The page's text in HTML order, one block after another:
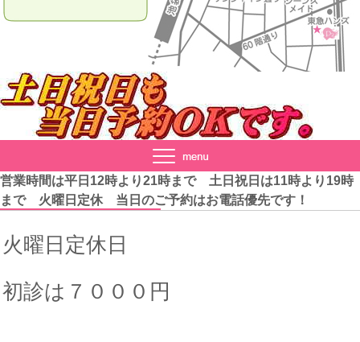
営業時間は平日12時より21時まで 土日祝日は11時より19時
まで 火曜日定休 当日のご予約はお電話優先です！
火曜日定休日
初診は７０００円